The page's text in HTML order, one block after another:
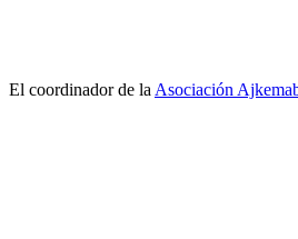
El coordinador de la Asociación